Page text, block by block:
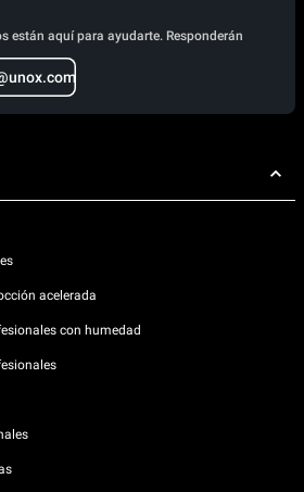
están aquí para ayudarte. Responderán
acelerada
con humedad